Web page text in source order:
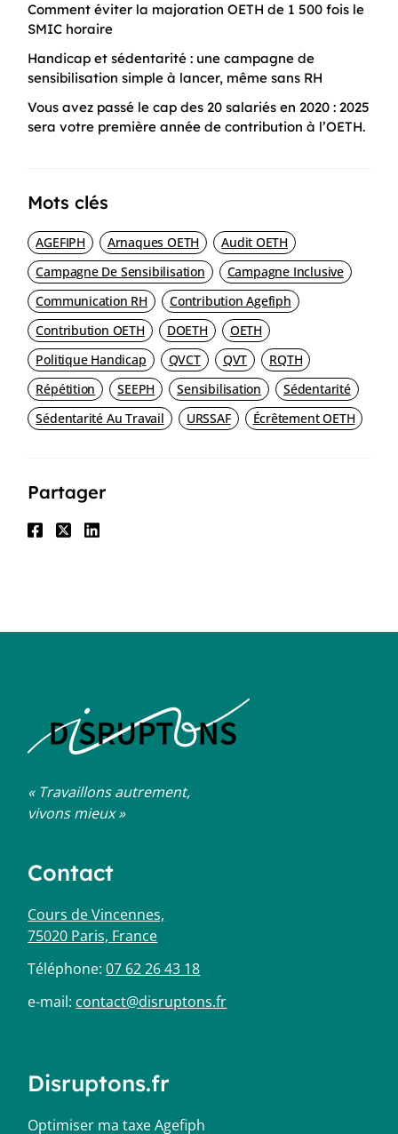
Comment éviter la majoration OETH de 1 500 fois le
SMIC horaire
Handicap et sédentarité : une campagne de
sensibilisation simple à lancer, même sans RH
Vous avez passé le cap des 20 salariés en 2020 : 2025
sera votre première année de contribution à l’OETH.
Mots clés
AGEFIPH Arnaques OETH
Audit OETH
Campagne De Sensibilisation
Campagne Inclusive
Communication RH
Contribution Agefiph
Contribution OETH
DOETH
OETH
Politique Handicap
QVCT QVT
RQTH
Répétition
SEEPH Sensibilisation
Sédentarité
Sédentarité Au Travail
URSSAF Écrêtement OETH
Partager
« Travaillons autrement,
vivons mieux »
Contact
Cours de Vincennes,
75020 Paris, France
Téléphone:07 62 26 43 18
e-mail: contact@disruptons.fr
Disruptons.fr
Optimiser ma taxe Agefiph